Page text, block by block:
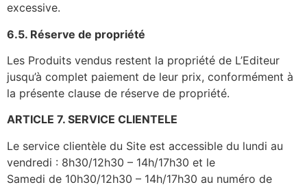
excessive.
6.5. Réserve de propriété
Les Produits vendus restent la propriété de L’Editeur
jusqu’à complet paiement de leur prix, conformément à
la présente clause de réserve de propriété.
ARTICLE 7. SERVICE CLIENTELE
Le service clientèle du Site est accessible du lundi au
vendredi : 8h30/12h30 – 14h/17h30 et le
Samedi de 10h30/12h30 – 14h/17h30 au numéro de